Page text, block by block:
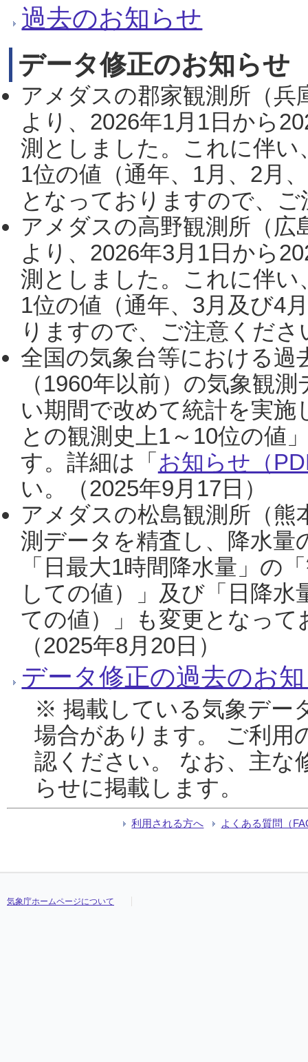
過去のお知らせ
データ修正のお知らせ
アメダスの郡家観測所（
より、2026年1月1日から
測としました。これに伴い
1位の値（通年、1月、2月
となっておりますので、
アメダスの高野観測所（
より、2026年3月1日から
測としました。これに伴い
1位の値（通年、3月及び4
りますので、ご注意くだ
全国の気象台等における過
（1960年以前）の気象観
い期間で改めて統計を実
との観測史上1～10位の値
す。詳細は「 お知らせ（
い。（2025年9月17日）
アメダスの松島観測所（熊
測データを精査し、降水
「日最大1時間降水量」の
しての値）」及び「日降
ての値）」も変更となっ
（2025年8月20日）
データ修正の過去のお
※ 掲載している気象デー
場合があります。 ご利用
認ください。 なお、主な
らせに掲載します。
利用される方へ よくある質問（
気象庁ホームページについて